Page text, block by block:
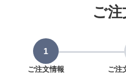
ご注
ご注文情報 ご注